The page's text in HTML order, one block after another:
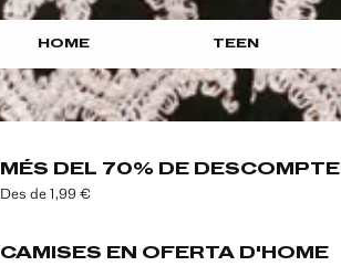
HOME TEEN
MÉS DEL 70% DE DESCOMPTE
Des de 1,99 €
CAMISES EN OFERTA D'HOME